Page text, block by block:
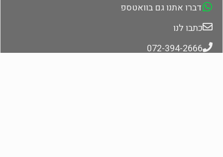
דברו אתנו גם בוואטספ
כתבו לנו
072-394-2666